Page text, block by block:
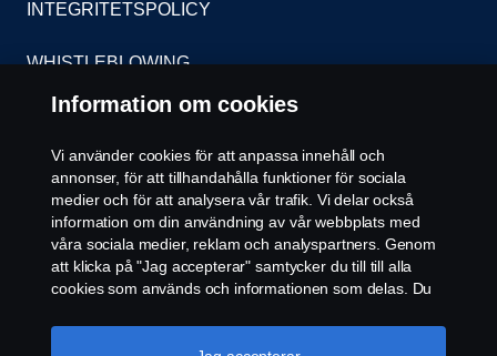
INTEGRITETSPOLICY
WHISTLEBLOWING
KONTAKT
ÅTERFÖRSÄLJARE
COOKIE POLICY
COOKIE-INSTÄLLNINGAR
Information om cookies
Vi använder cookies för att anpassa innehåll och
annonser, för att tillhandahålla funktioner för sociala
medier och för att analysera vår trafik. Vi delar också
information om din användning av vår webbplats med
våra sociala medier, reklam och analyspartners. Genom
att klicka på "Jag accepterar" samtycker du till till alla
cookies som används och informationen som delas. Du
"Cookie-inställningar" och välja de kategorier du vill